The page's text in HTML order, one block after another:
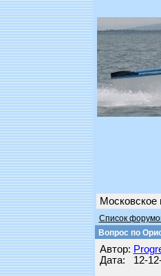
Московское
Список
Вопрос по
Автор:
Дата: 12-